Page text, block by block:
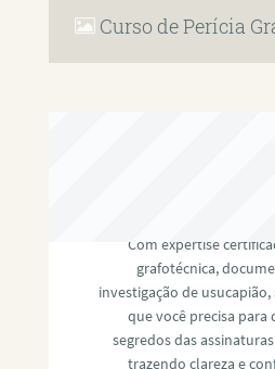
Curso de Perícia
Com expertise
grafotécnica,
investigação de
que você precisa para
segredos das
trazendo clareza e